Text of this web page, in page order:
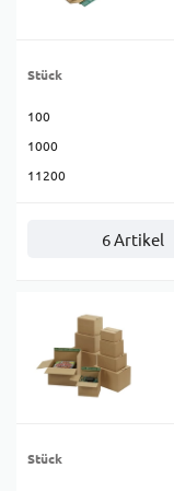
Stück
100
1000
11200
6 Artikel
Stück